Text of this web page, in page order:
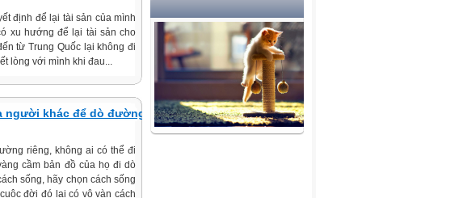
định để lại tài sản của mình
xu hướng để lại tài sản cho
từ Trung Quốc lại không đi
lòng với mình khi đau...
người khác để dò đường
riêng, không ai có thể đi
cầm bản đồ của họ đi dò
sống, hãy chọn cách sống
đời đó lại có vô vàn cách